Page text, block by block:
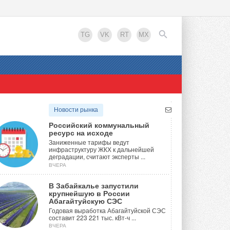
TG VK RT MX
EN
Новости рынка
Российский коммунальный
ресурс на исходе
Заниженные тарифы ведут
инфраструктуру ЖКХ к дальнейшей
деградации, считают эксперты ...
ВЧЕРА
В Забайкалье запустили
крупнейшую в России
Абагайтуйскую СЭС
Годовая выработка Абагайтуйской СЭС
составит 223 221 тыс. кВт-ч ...
ВЧЕРА